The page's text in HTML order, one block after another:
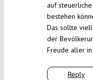
Reply
auf
bestehen
Das sollte
der
Freude aller